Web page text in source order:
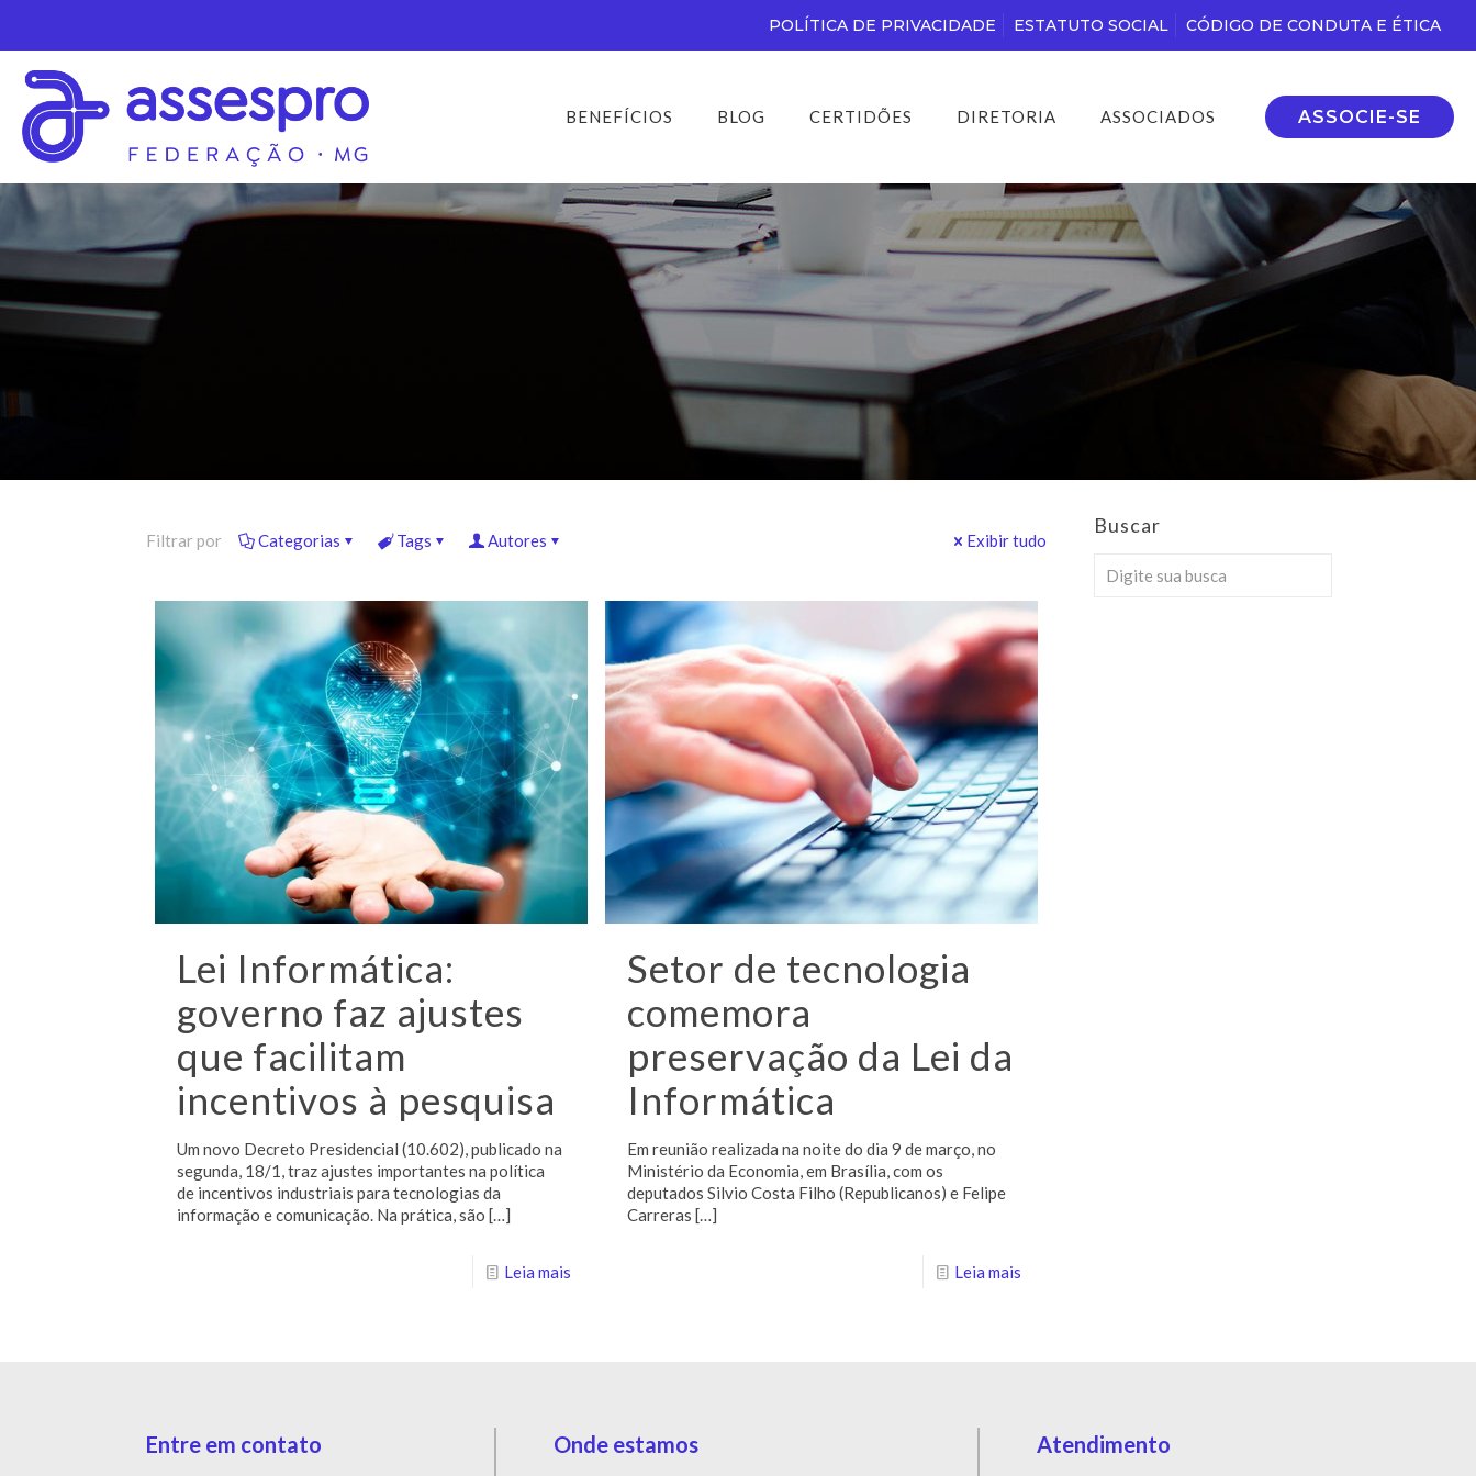
POLÍTICA DE PRIVACIDADE ESTATUTO SOCIAL CÓDIGO DE CONDUTA E ÉTICA
BENEFÍCIOS BLOG CERTIDÕES DIRETORIA ASSOCIADOS ASSOCIE-SE
Filtrar por Categorias Tags Autores Exibir tudo
Lei Informática:
governo faz ajustes
que facilitam
incentivos à pesquisa
Um novo Decreto Presidencial (10.602), publicado na
segunda, 18/1, traz ajustes importantes na política
de incentivos industriais para tecnologias da
informação e comunicação. Na prática, são […]
Leia mais
Setor de tecnologia
comemora
preservação da Lei da
Informática
Em reunião realizada na noite do dia 9 de março, no
Ministério da Economia, em Brasília, com os
deputados Silvio Costa Filho (Republicanos) e Felipe
Carreras […]
Leia mais
Buscar
Entre em contato Onde estamos Atendimento